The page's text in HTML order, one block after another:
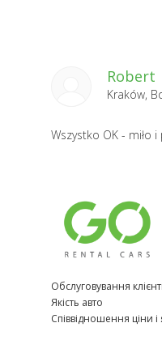
Robert
Kraków,
Wszystko OK - miło
Обслуговування
Якість авто
Співвідношення ціни і